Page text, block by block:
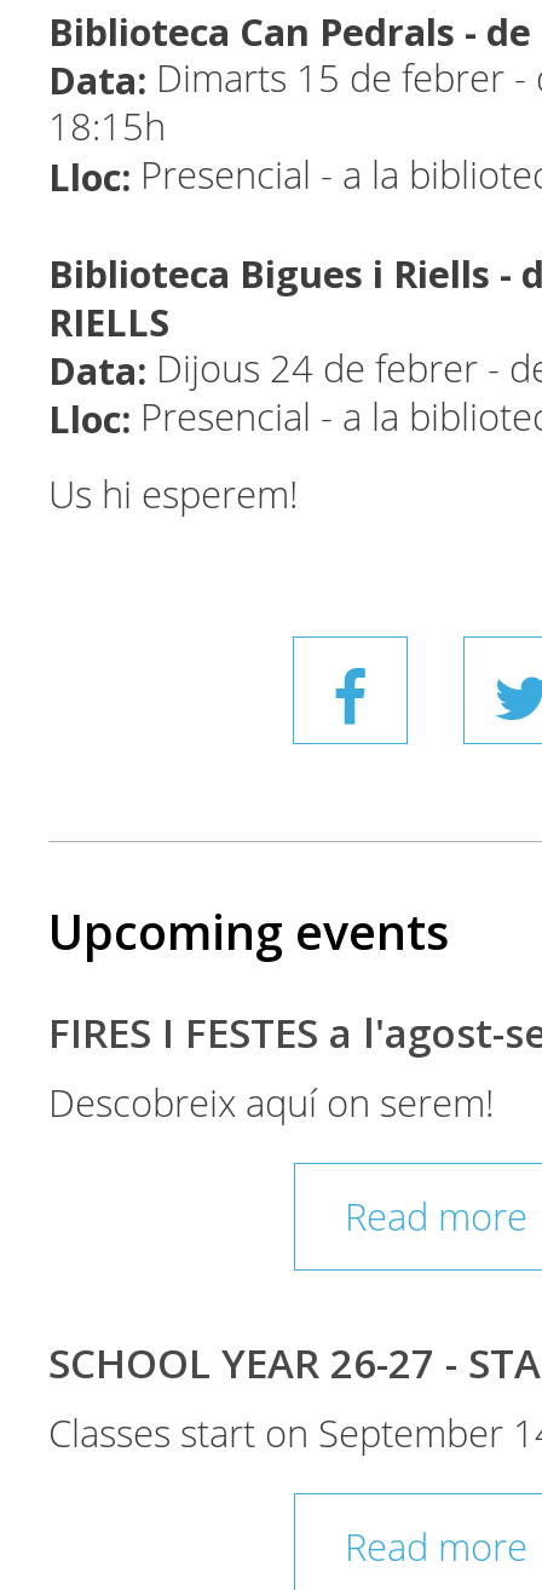
Biblioteca Can Pedrals - de
Data: Dimarts 15 de febrer -
18:15h
Lloc: Presencial - a la
Biblioteca Bigues i Riells -
RIELLS
Data: Dijous 24 de febrer -
Lloc: Presencial - a la
Us hi esperem!
Upcoming events
FIRES I FESTES a l'agost-
Descobreix aquí on serem!
Read more
SCHOOL YEAR 26-27 -
Classes start on September
Read more